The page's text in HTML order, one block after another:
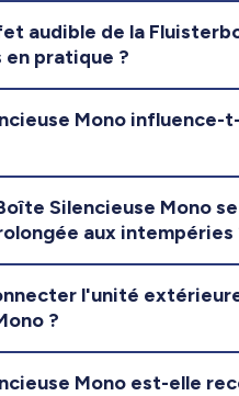
audible de la
pratique ?
Mono
Silencieuse Mono
aux intempéries
l'unité
?
Mono est-elle